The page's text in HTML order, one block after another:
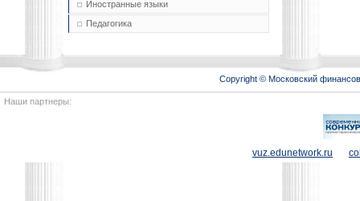
Иностранные языки
Педагогика
Copyright © Московский
Наши партнеры:
vuz.edunetwork.ru